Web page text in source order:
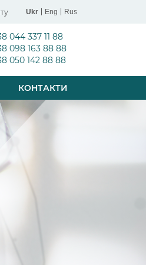
Ukr Eng Rus
044 337 11 88
098 163 88 88
050 142 88 88
КОНТАКТИ